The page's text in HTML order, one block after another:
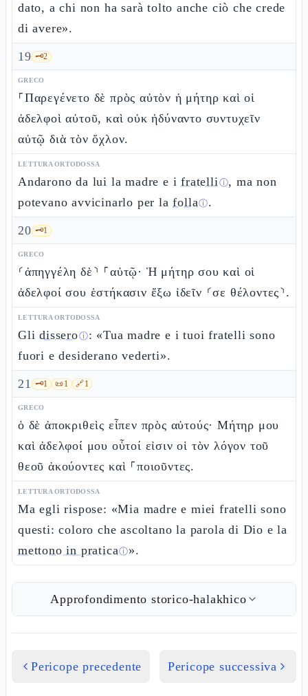
dato, a chi non ha sarà tolto anche ciò che crede
di avere».
19 🗝️2
GRECO
⸀Παρεγένετο δὲ πρὸς αὐτὸν ἡ μήτηρ καὶ οἱ
ἀδελφοὶ αὐτοῦ, καὶ οὐκ ἠδύναντο συντυχεῖν
αὐτῷ διὰ τὸν ὄχλον.
LETTURA ORTODOSSA
Andarono da lui la madre e ifratelliⓘ, ma non
potevano avvicinarlo per lafollaⓘ.
20 🗝️1
GRECO
⸂ἀπηγγέλη δὲ⸃ ⸀αὐτῷ· Ἡ μήτηρ σου καὶ οἱ
ἀδελφοί σου ἑστήκασιν ἔξω ἰδεῖν ⸂σε θέλοντες⸃.
LETTURA ORTODOSSA
Glidisseroⓘ: «Tua madre e i tuoi fratelli sono
fuori e desiderano vederti».
21 🗝️1 📜1 🔗1
GRECO
ὁ δὲ ἀποκριθεὶς εἶπεν πρὸς αὐτούς· Μήτηρ μου
καὶ ἀδελφοί μου οὗτοί εἰσιν οἱ τὸν λόγον τοῦ
θεοῦ ἀκούοντες καὶ ⸀ποιοῦντες.
LETTURA ORTODOSSA
Ma egli rispose: «Mia madre e miei fratelli sono
questi: coloro che ascoltano la parola di Dio e la
mettono in praticaⓘ».
Approfondimento storico-halakhico
Pericope precedente Pericope successiva